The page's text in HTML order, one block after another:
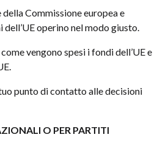
Commissione europea e
operino nel modo giusto.
vengono spesi i fondi dell’UE e
punto di contatto alle decisioni
O PER PARTITI